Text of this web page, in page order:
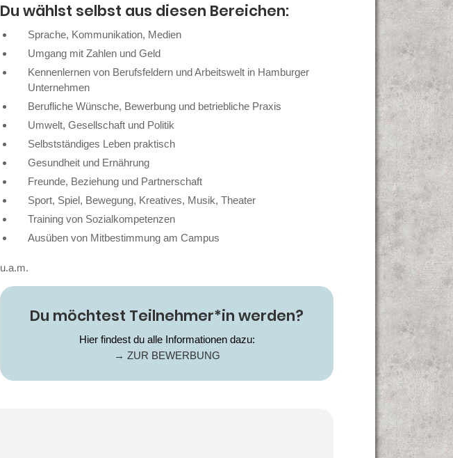
Du wählst selbst aus diesen Bereichen:
Sprache, Kommunikation, Medien
Umgang mit Zahlen und Geld
Kennenlernen von Berufsfeldern und Arbeitswelt in Hamburger
Unternehmen
Berufliche Wünsche, Bewerbung und betriebliche Praxis
Umwelt, Gesellschaft und Politik
Selbstständiges Leben praktisch
Gesundheit und Ernährung
Freunde, Beziehung und Partnerschaft
Sport, Spiel, Bewegung, Kreatives, Musik, Theater
Training von Sozialkompetenzen
Ausüben von Mitbestimmung am Campus
u.a.m.
Du möchtest Teilnehmer*in werden?
Hier findest du alle Informationen dazu:
→ ZUR BEWERBUNG